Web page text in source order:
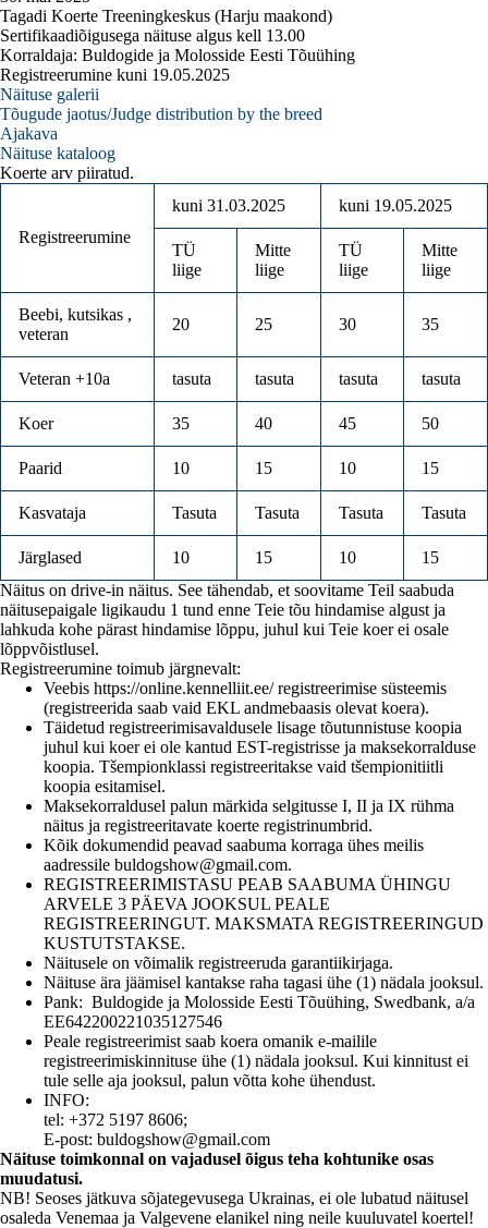
Tagadi Koerte Treeningkeskus (Harju maakond)
Sertifikaadiõigusega näituse algus kell 13.00
Korraldaja: Buldogide ja Molosside Eesti Tõuühing
Registreerumine kuni 19.05.2025
Näituse galerii
Tõugude jaotus/Judge distribution by the breed
Ajakava
Näituse kataloog
Koerte arv piiratud.
Registreerumine
kuni 31.03.2025 kuni 19.05.2025
TÜ
liige
Mitte
liige
TÜ
liige
Mitte
liige
Beebi, kutsikas ,
veteran
20 25 30 35
Veteran +10a tasuta tasuta tasuta tasuta
Koer 35 40 45 50
Paarid 10 15 10 15
Kasvataja Tasuta Tasuta Tasuta Tasuta
Järglased 10 15 10
15
Näitus on drive-in näitus. See tähendab, et soovitame Teil saabuda
näitusepaigale ligikaudu 1 tund enne Teie tõu hindamise algust ja
lahkuda kohe pärast hindamise lõppu, juhul kui Teie koer ei osale
lõppvõistlusel.
Registreerumine toimub järgnevalt:
Veebis https://online.kennelliit.ee/registreerimise süsteemis
(registreerida saab vaid EKL andmebaasis olevat koera).
Täidetud registreerimisavaldusele lisage tõutunnistuse koopia
juhul kui koer ei ole kantud EST-registrisse ja maksekorralduse
koopia. Tšempionklassi registreeritakse vaid tšempionitiitli
koopia esitamisel.
Maksekorraldusel palun märkida selgitusse I, II ja IX rühma
näitus ja registreeritavate koerte registrinumbrid.
Kõik dokumendid peavad saabuma korraga ühes meilis
aadressile buldogshow@gmail.com.
REGISTREERIMISTASU PEAB SAABUMA ÜHINGU
ARVELE 3 PÄEVA JOOKSUL PEALE
REGISTREERINGUT. MAKSMATA REGISTREERINGUD
KUSTUTSTAKSE.
Näitusele on võimalik registreeruda garantiikirjaga.
Näituse ära jäämisel kantakse raha tagasi ühe (1) nädala jooksul.
Pank: Buldogide ja Molosside Eesti Tõuühing, Swedbank, a/a
EE642200221035127546
Peale registreerimist saab koera omanik e-mailile
registreerimiskinnituse ühe (1) nädala jooksul. Kui kinnitust ei
tule selle aja jooksul, palun võtta kohe ühendust.
INFO:
tel: +372 5197 8606;
E-post: buldogshow@gmail.com
Näituse toimkonnal on vajadusel õigus teha kohtunike osas
muudatusi.
NB! Seoses jätkuva sõjategevusega Ukrainas, ei ole lubatud näitusel
osaleda Venemaa ja Valgevene elanikel ning neile kuuluvatel koertel!